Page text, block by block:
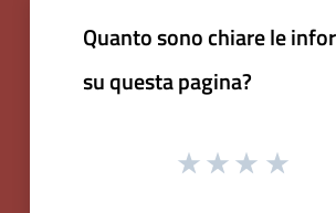
Quanto sono chiare le
su questa pagina?